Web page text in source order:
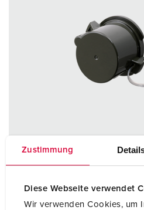
Zustimmung
Diese Webseite verwendet
Wir verwenden Cookies, um
Bestellnr. 24995